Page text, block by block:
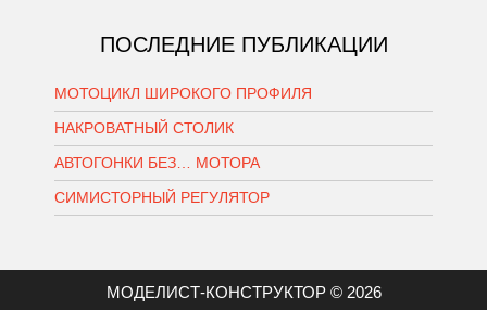
ПОСЛЕДНИЕ ПУБЛИКАЦИИ
МОТОЦИКЛ ШИРОКОГО ПРОФИЛЯ
НАКРОВАТНЫЙ СТОЛИК
АВТОГОНКИ БЕЗ… МОТОРА
СИМИСТОРНЫЙ РЕГУЛЯТОР
МОДЕЛИСТ-КОНСТРУКТОР © 2026